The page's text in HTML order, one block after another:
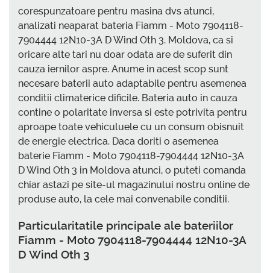
corespunzatoare pentru masina dvs atunci,
analizati neaparat bateria Fiamm - Moto 7904118-
7904444 12N10-3A D Wind Oth 3. Moldova, ca si
oricare alte tari nu doar odata are de suferit din
cauza iernilor aspre. Anume in acest scop sunt
necesare baterii auto adaptabile pentru asemenea
conditii climaterice dificile. Bateria auto in cauza
contine o polaritate inversa si este potrivita pentru
aproape toate vehiculuele cu un consum obisnuit
de energie electrica. Daca doriti o asemenea
baterie Fiamm - Moto 7904118-7904444 12N10-3A
D Wind Oth 3 in Moldova atunci, o puteti comanda
chiar astazi pe site-ul magazinului nostru online de
produse auto, la cele mai convenabile conditii.
Particularitatile principale ale bateriilor
Fiamm - Moto 7904118-7904444 12N10-3A
D Wind Oth 3